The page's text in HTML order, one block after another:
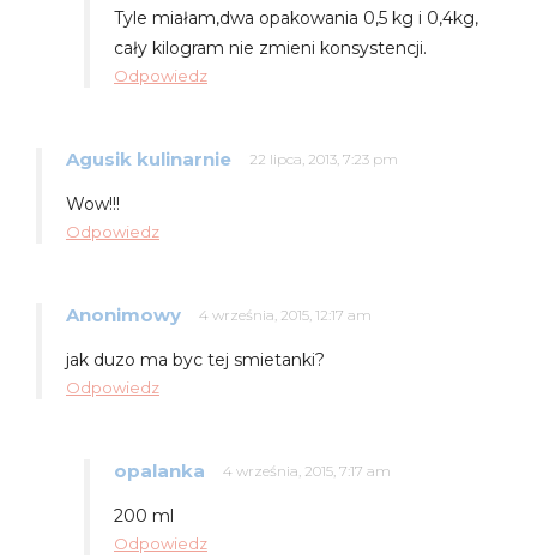
Tyle miałam,dwa opakowania 0,5 kg i 0,4kg,
cały kilogram nie zmieni konsystencji.
Odpowiedz
Agusik kulinarnie 22 lipca, 2013, 7:23 pm
Wow!!!
Odpowiedz
Anonimowy 4 września, 2015, 12:17 am
jak duzo ma byc tej smietanki?
Odpowiedz
opalanka 4 września, 2015, 7:17 am
200 ml
Odpowiedz